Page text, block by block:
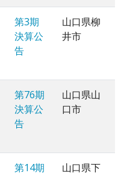
第3期
決算公
告
山口県柳
井市
第76期
決算公
告
山口県山
口市
第14期 山口県下